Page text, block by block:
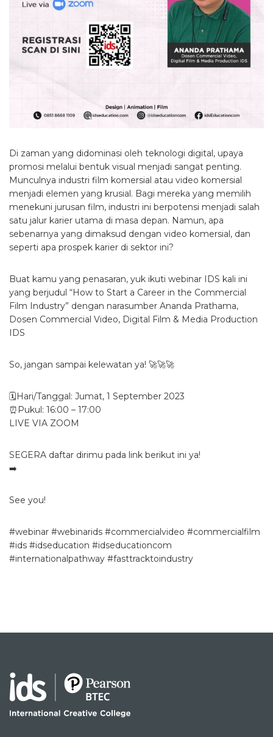
Di zaman yang didominasi oleh teknologi digital, upaya
promosi melalui bentuk visual menjadi sangat penting.
Munculnya industri film komersial atau video komersial
menjadi elemen yang krusial. Bagi mereka yang memilih
menekuni jurusan film, industri ini berpotensi menjadi salah
satu jalur karier utama di masa depan. Namun, apa
sebenarnya yang dimaksud dengan video komersial, dan
seperti apa prospek karier di sektor ini?
Buat kamu yang penasaran, yuk ikuti webinar IDS kali ini
yang berjudul “How to Start a Career in the Commercial
Film Industry” dengan narasumber Ananda Prathama,
Dosen Commercial Video, Digital Film & Media Production
IDS
So, jangan sampai kelewatan ya! 🚀🚀🚀
🗓️Hari/Tanggal: Jumat, 1 September 2023
⏰Pukul: 16:00 – 17:00
LIVE VIA ZOOM
SEGERA daftar dirimu pada link berikut ini ya!
➡️
See you!
#webinar #webinarids #commercialvideo #commercialfilm
#ids #idseducation #idseducationcom
#internationalpathway #fasttracktoindustry